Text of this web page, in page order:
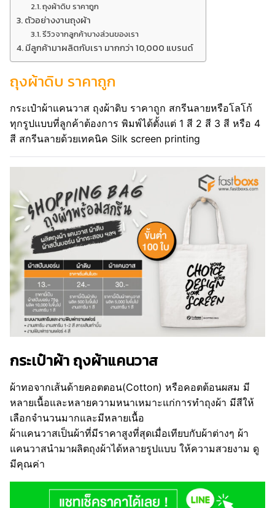
ถุงผ้าดิบ ราคาถูก
ตัวอย่างงานถุงผ้า
รีวิวจากลูกค้าบางส่วนของเรา
มีลูกค้ามาผลิตกับเรา มากกว่า 10,000 แบรนด์
ถุงผ้าดิบ ราคาถูก
กระเป๋าผ้าแคนวาส ถุงผ้าดิบ ราคาถูก สกรีนลายหรือโลโก้
ทุกรูปแบบที่ลูกค้าต้องการ พิมพ์ได้ตั้งแต่ 1 สี 2 สี 3 สี หรือ 4
สี สกรีนลายด้วยเทคนิค Silk screen printing
กระเป๋าผ้า ถุงผ้าแคนวาส
ผ้าทอจากเส้นด้ายคอตตอน(Cotton) หรือคอตต้อนผสม มี
หลายเนื้อและหลายความหนาเหมาะแก่การทำถุงผ้า มีสีให้
เลือกจำนวนมากและมีหลายเนื้อ
ผ้าแคนวาสเป็นผ้าที่มีราคาสูงที่สุดเมื่อเทียบกับผ้าต่างๆ ผ้า
แคนวาสนำมาผลิตถุงผ้าได้หลายรูปแบบ ให้ความสวยงาม ดู
มีคุณค่า